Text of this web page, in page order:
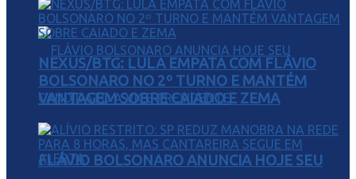
FLÁVIO BOLSONARO ANUNCIA HOJE SEU
NEXUS/BTG: LULA EMPATA COM FLÁVIO
BOLSONARO NO 2º TURNO E MANTÉM
VANTAGEM SOBRE CAIADO E ZEMA